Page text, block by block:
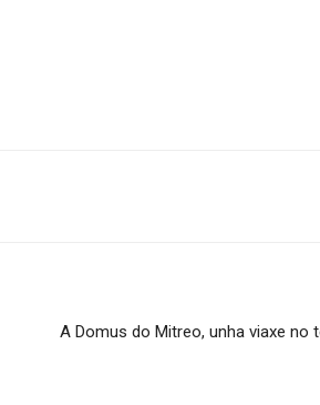
A Domus do Mitreo, unha viaxe no